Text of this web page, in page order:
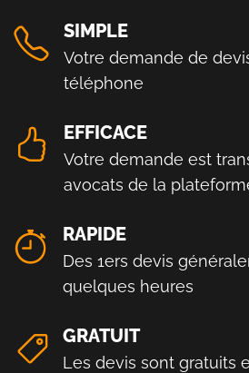
SIMPLE
Votre demande de
téléphone
EFFICACE
Votre demande est
avocats de la
RAPIDE
Des 1ers devis
quelques heures
GRATUIT
Les devis sont gratuits